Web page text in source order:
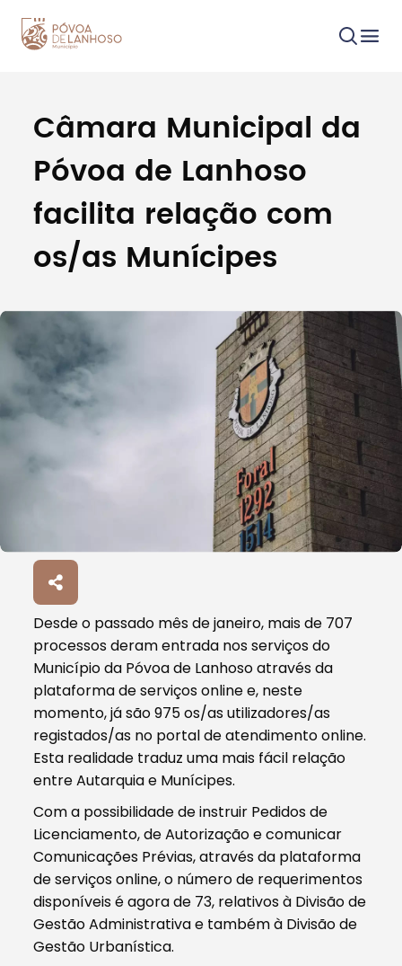
Procurar
Tipo de conteúdo
Filtros
Câmara Municipal da
Póvoa de Lanhoso
facilita relação com
os/as Munícipes
Desde o passado mês de janeiro, mais de 707
processos deram entrada nos serviços do
Município da Póvoa de Lanhoso através da
plataforma de serviços online e, neste
momento, já são 975 os/as utilizadores/as
registados/as no portal de atendimento online.
Esta realidade traduz uma mais fácil relação
entre Autarquia e Munícipes.
Com a possibilidade de instruir Pedidos de
Licenciamento, de Autorização e comunicar
Comunicações Prévias, através da plataforma
de serviços online, o número de requerimentos
disponíveis é agora de 73, relativos à Divisão de
Gestão Administrativa e também à Divisão de
Gestão Urbanística.